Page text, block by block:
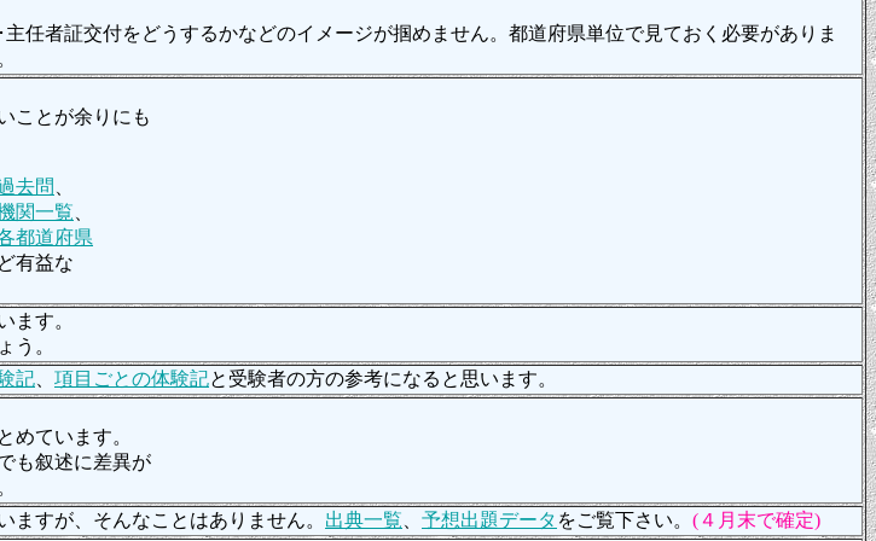
任者証交付をどうするかなどのイメージが掴めません。都道府県単位で見ておく必要がありま
ことが余りにも
去問
関一覧
都道府県
有益な
ます。
う。
記 項目ごとの体験記と受験者の方の参考になると思います。
めています。
も叙述に差異が
すが、そんなことはありません。 出典一覧 予想出題データ をご覧下さい。 (４月末で確定)